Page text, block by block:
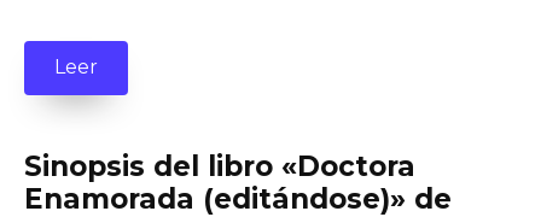
Leer
Sinopsis del libro «Doctora
Enamorada (editándose)» de